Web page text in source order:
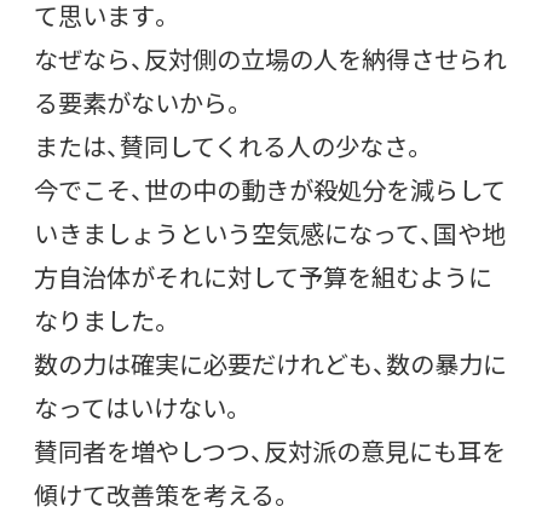
て思います。
なぜなら、反対側の立場の人を納得させられ
る要素がないから。
または、賛同してくれる人の少なさ。
今でこそ、世の中の動きが殺処分を減らして
いきましょうという空気感になって、国や地
方自治体がそれに対して予算を組むように
なりました。
数の力は確実に必要だけれども、数の暴力に
なってはいけない。
賛同者を増やしつつ、反対派の意見にも耳を
傾けて改善策を考える。